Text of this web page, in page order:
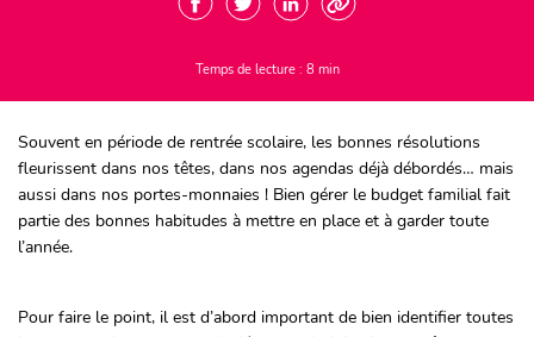
Temps de lecture : 8 min
Souvent en période de rentrée scolaire, les bonnes résolutions
fleurissent dans nos têtes, dans nos agendas déjà débordés… mais
aussi dans nos portes-monnaies ! Bien gérer le budget familial fait
partie des bonnes habitudes à mettre en place et à garder toute
l’année.
Pour faire le point, il est d’abord important de bien identifier toutes